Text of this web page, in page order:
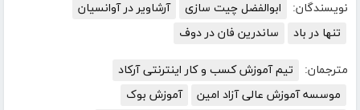
نویسندگان: ابوالفضل چیت سازی
آرشاویر در آوانسیان
تنها در باد
ساندرین فان در دوف
مترجمان:
تیم آموزش کسب و کار اینترنتی آرکاد
موسسه آموزش عالی آزاد امین
آموزش بوک